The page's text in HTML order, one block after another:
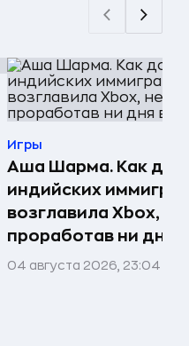
Игры
Аша Шарма. Как
индийских
возглавила Xbox, не
проработав ни дня
04 августа 2026, 23:04